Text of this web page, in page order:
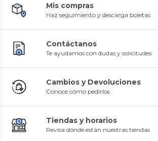
Mis compras
Haz seguimiento y descarga boletas
Contáctanos
Te ayudamos con dudas y solicitudes
Cambios y Devoluciones
Conoce cómo pedirlos
Tiendas y horarios
Revisa dónde están nuestras tiendas